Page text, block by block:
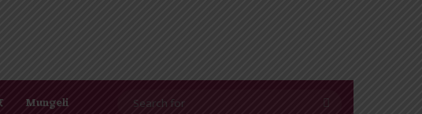
Mungeli
Search